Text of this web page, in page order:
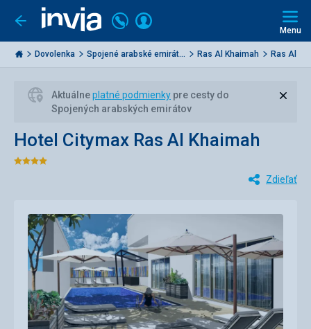
Ísť
späť
Invia.sk
Volajte
+421
2
3221
Prihlásiť
Menu
Dovolenka Spojené arabské emirát... Ras Al Khaimah Ras Al
Aktuálneplatné podmienky pre cesty do
Spojených arabských emirátov
Hotel Citymax Ras Al Khaimah
Hodnotenie:
Zdieľať